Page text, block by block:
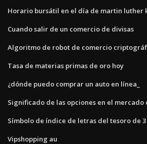
Horario bursátil en el día de martin luther
Cuando salir de un comercio de divisas
Algoritmo de robot de comercio
Tasa de materias primas de oro hoy
¿dónde puedo comprar un auto en línea_
Significado de las opciones en el mercado
Símbolo de índice de letras del tesoro de 3
Vipshopping au